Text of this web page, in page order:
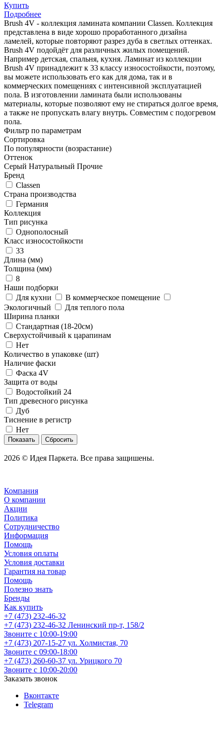
Купить
Подробнее
Brush 4V - коллекция ламината компании Classen. Коллекция
представлена в виде хорошо проработанного дизайна
ламелей, которые повторяют разрез дуба в светлых оттенках.
Brush 4V подойдёт для различных жилых помещений.
Например детская, спальня, кухня. Ламинат из коллекции
Brush 4V принадлежит к 33 классу износостойкости, поэтому,
вы можете использовать его как для дома, так и в
коммерческих помещениях с интенсивной эксплуатацией
пола. В изготовлении ламината были использованы
материалы, которые позволяют ему не стираться долгое время,
а также не пропускать влагу внутрь. Совместим с подогревом
пола.
Фильтр по параметрам
Сортировка
По популярности (возрастание)
Оттенок
Серый Натуральный Прочие
Бренд
Classen
Страна производства
Германия
Коллекция
Тип рисунка
Однополосный
Класс износостойкости
33
Длина (мм)
Толщина (мм)
8
Наши подборки
Для кухни
В коммерческое помещение
Экологичный
Для теплого пола
Ширина планки
Стандартная (18-20см)
Сверхустойчивый к царапинам
Нет
Количество в упаковке (шт)
Наличие фаски
Фаска 4V
Защита от воды
Водостойкий 24
Тип древесного рисунка
Дуб
Тиснение в регистр
Нет
Сбросить
2026 © Идея Паркета. Все права защишены.
Компания
О компании
Акции
Политика
Сотрудничество
Информация
Помощь
Условия оплаты
Условия доставки
Гарантия на товар
Помощь
Полезно знать
Бренды
Как купить
+7 (473) 232-46-32
+7 (473) 232-46-32 Ленинский пр-т, 158/2
Звоните с 10:00-19:00
+7 (473) 207-15-27 ул. Холмистая, 70
Звоните с 09:00-18:00
+7 (473) 260-60-37 ул. Урицкого 70
Звоните с 10:00-20:00
Заказать звонок
Вконтакте
Telegram